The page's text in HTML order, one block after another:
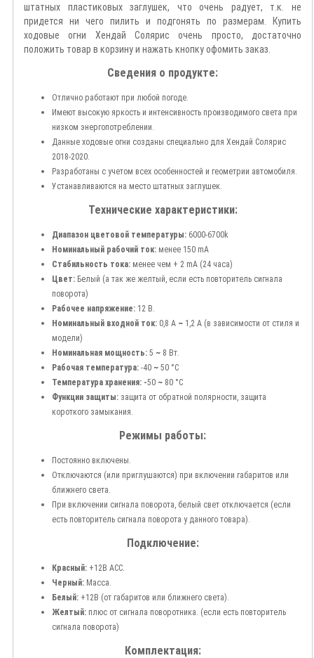
штатных пластиковых заглушек, что очень радует, т.к. не
придется ни чего пилить и подгонять по размерам. Купить
ходовые огни Хендай Солярисочень просто, достаточно
положить товар в корзину и нажать кнопку офомить заказ.
Сведения о продукте:
Отлично работают при любой погоде.
Имеют высокую яркость и интенсивность производимого света при
низком энергопотреблении.
Данные ходовые огни созданы специально для Хендай Солярис
2018-2020.
Разработаны с учетом всех особенностей и геометрии автомобиля.
Устанавливаются на место штатных заглушек.
Технические характеристики:
Диапазон цветовой температуры: 6000-6700k
Номинальный рабочий ток: менее 150 mA
Стабильность тока: менее чем + 2 mA (24 часа)
Цвет: Белый (а так же желтый, если есть повторитель сигнала
поворота)
Рабочее напряжение: 12 В.
Номинальный входной ток: 0,8 А ~ 1,2 A (в зависимости от стиля и
модели)
Номинальная мощность: 5 ~ 8 Вт.
Рабочая температура: -40 ~ 50 °С
Температура хранения: -50 ~ 80 °С
Функции защиты: защита от обратной полярности, защита
короткого замыкания.
Режимы работы:
Постоянно включены.
Отключаются (или приглушаются) при включении габаритов или
ближнего света.
При включении сигнала поворота, белый свет отключается (если
есть повторитель сигнала поворота у данного товара).
Подключение:
Красный: +12В АСС.
Черный: Масса.
Белый: +12В (от габаритов или ближнего света).
Желтый: плюс от сигнала поворотника. (если есть повторитель
сигнала поворота)
Комплектация: